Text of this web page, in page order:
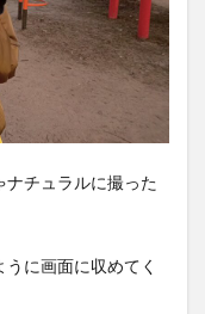
ナチュラルに撮った
に画面に収めてく